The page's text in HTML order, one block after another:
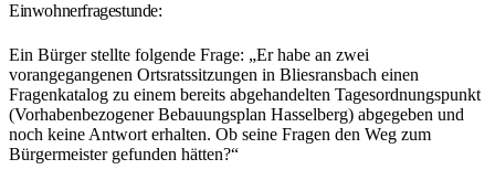
Einwohnerfragestunde:
Ein Bürger stellte folgende Frage: „Er habe an zwei
vorangegangenen Ortsratssitzungen in Bliesransbach einen
Fragenkatalog zu einem bereits abgehandelten Tagesordnungspunkt
(Vorhabenbezogener Bebauungsplan Hasselberg) abgegeben und
noch keine Antwort erhalten. Ob seine Fragen den Weg zum
Bürgermeister gefunden hätten?“